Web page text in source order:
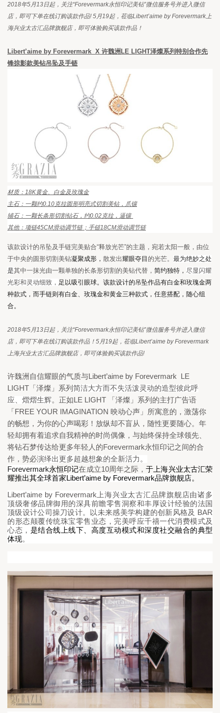
2018年5月13日起，关注“Forevermark永恒印记美钻”微信服务号并进入微信
店，即可下单在线订购该款作品! 5月19起，莅临Libert’aime by Forevermark上
海兴业太古汇品牌旗舰店，即可体验购买该款作品！
Libert’aime by Forevermark  X 许魏洲 LE LIGHT泽燦系列特别合作先
锋掠影款美钻吊坠及手链
材质： 18K黄金、白金及玫瑰金
主石：一颗约0.10 克拉圆形明亮式切割美钻，爪镶
辅石：一颗长条形切割钻石，约0.02 克拉，逼镶
其他：项链45CM滑动调节链；手链18CM滑动调节链
该款设计的吊坠及手链完美贴合“释放光芒”的主题，宛若太阳一般，由位
于中央的圆形切割 美钻凝聚成形， 散发出耀眼夺目 的光芒。 最为绝妙之处
是其中一抹光由一颗单独的长条形切割的美钻代替， 简约独特， 尽显闪耀
光彩和灵动细致， 足以吸引眼球。该款设计的吊坠作品有白金和玫瑰金两
种款式，而手链则有白金、玫瑰金和黄金三种款式，任意搭配，随心组
合。
2018年5月13日起，关注“Forevermark永恒印记美钻”微信服务号并进入微信
店，即可下单在线订购该款作品！ 5月19起，莅临Libert’aime by Forevermark
上海兴业太古汇品牌旗舰店，即可体验购买该款作品!
许魏洲自信耀眼的气质与Libert’aime by Forevermark  LE
LIGHT 「泽燦」系列 简洁大方而不失活泼灵动的造型彼此呼
应、熠熠生辉。正如LE LIGHT
「泽燦」系列的主打广告语
「 FREE YOUR IMAGINATION 映动心声」所寓意的，激荡你
的畅想，为你的心声喝彩！放纵却不盲从，随性更要随心。年
轻却拥有着追求自我精神的时尚偶像，与始终保持全球领先、
将钻石梦传达给更多年轻人的Forevermark永恒印记之间的合
作，势必演绎出更多超越想象的全新活力。
Forevermark永恒印记在成立10周年之际，于上海兴业太古汇荣
耀推出其全球首家Libert’aime by Forevermark品牌旗舰店。
Libert’aime by Forevermark上海兴业太古汇品牌旗舰店由诸多
顶级奢侈品牌御用的深具前瞻零售洞察和丰厚设计经验的法国
顶级设计公司操刀设计。以未来感美学构建的创新风格及 BAR
的形态颠覆传统珠宝零售 业态 ，完美呼应千禧一代消费模式及
心态， 是结合线上线下、高度互动模式和深度社交融合的典型
体现。